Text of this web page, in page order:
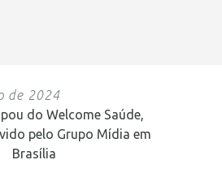
de 2024
do Welcome Saúde,
pelo Grupo Mídia em
Brasília